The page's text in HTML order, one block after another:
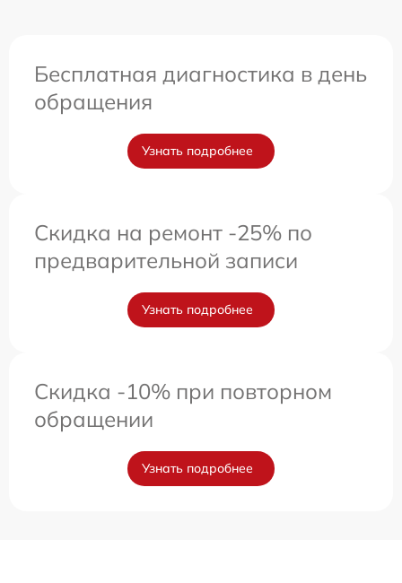
Бесплатная диагностика в день
обращения
Узнать подробнее
Скидка на ремонт -25% по
предварительной записи
Узнать подробнее
Скидка -10% при повторном
обращении
Узнать подробнее